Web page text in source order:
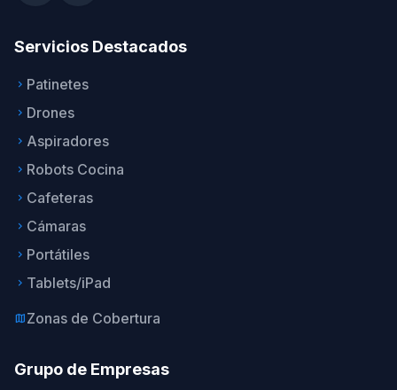
Servicios Destacados
keyboard_arrow_right Patinetes
keyboard_arrow_right Drones
keyboard_arrow_right Aspiradores
keyboard_arrow_right Robots Cocina
keyboard_arrow_right Cafeteras
keyboard_arrow_right Cámaras
keyboard_arrow_right Portátiles
keyboard_arrow_right Tablets/iPad
mapZonas de Cobertura
Grupo de Empresas